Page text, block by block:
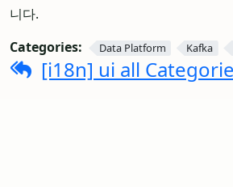
니다.
Categories:
Data Platform Kafka
[i18n] ui all